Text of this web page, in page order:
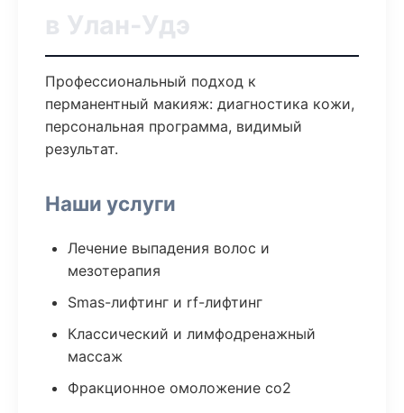
в Улан-Удэ
Профессиональный подход к
перманентный макияж: диагностика кожи,
персональная программа, видимый
результат.
Наши услуги
Лечение выпадения волос и
мезотерапия
Smas-лифтинг и rf-лифтинг
Классический и лимфодренажный
массаж
Фракционное омоложение co2